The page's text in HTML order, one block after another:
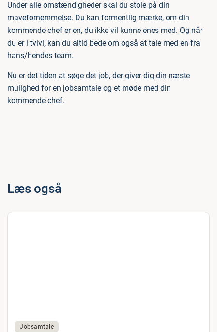
Under alle omstændigheder skal du stole på din
mavefornemmelse. Du kan formentlig mærke, om din
kommende chef er en, du ikke vil kunne enes med. Og når
du er i tvivl, kan du altid bede om også at tale med en fra
hans/hendes team.
Nu er det tiden at søge det job, der giver dig din næste
mulighed for en jobsamtale og et møde med din
kommende chef.
Læs også
Jobsamtale